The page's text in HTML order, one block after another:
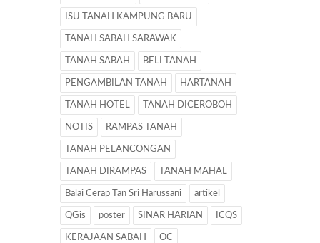
ISU TANAH KAMPUNG BARU
TANAH SABAH SARAWAK
TANAH SABAH BELI TANAH
PENGAMBILAN TANAH HARTANAH
TANAH HOTEL TANAH DICEROBOH
NOTIS RAMPAS TANAH
TANAH PELANCONGAN
TANAH DIRAMPAS TANAH MAHAL
Balai Cerap Tan Sri Harussani artikel
QGis poster SINAR HARIAN ICQS
KERAJAAN SABAH OC